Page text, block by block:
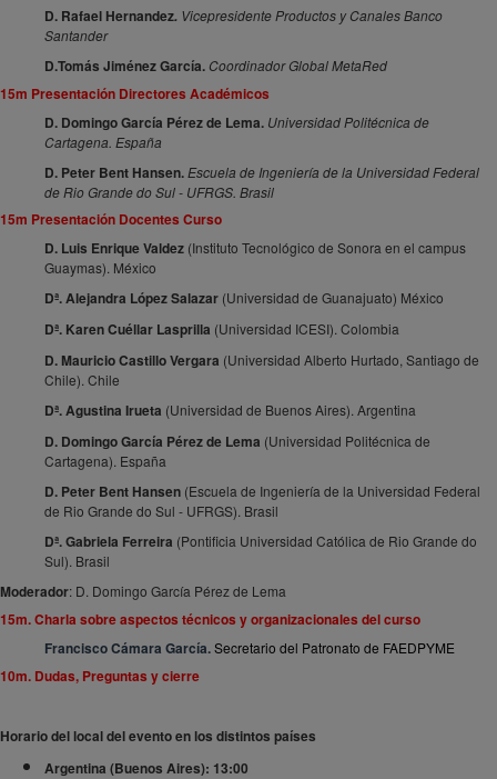
D. Rafael Hernandez. Vicepresidente Productos y Canales Banco
Santander
D.Tomás Jiménez García. Coordinador Global MetaRed
15m Presentación Directores Académicos
D. Domingo García Pérez de Lema. Universidad Politécnica de
Cartagena. España
D. Peter Bent Hansen. Escuela de Ingeniería de la Universidad Federal
de Rio Grande do Sul - UFRGS. Brasil
15m Presentación Docentes Curso
D. Luis Enrique Valdez (Instituto Tecnológico de Sonora en el campus
Guaymas). México
Dª. Alejandra López Salazar (Universidad de Guanajuato) México
Dª. Karen Cuéllar Lasprilla (Universidad ICESI). Colombia
D. Mauricio Castillo Vergara (Universidad Alberto Hurtado, Santiago de
Chile). Chile
Dª. Agustina Irueta (Universidad de Buenos Aires). Argentina
D. Domingo García Pérez de Lema (Universidad Politécnica de
Cartagena). España
D. Peter Bent Hansen (Escuela de Ingeniería de la Universidad Federal
de Rio Grande do Sul - UFRGS). Brasil
Dª. Gabriela Ferreira (Pontificia Universidad Católica de Rio Grande do
Sul). Brasil
Moderador: D. Domingo García Pérez de Lema
15m. Charla sobre aspectos técnicos y organizacionales del curso
Francisco Cámara García.Secretario del Patronato de FAEDPYME
10m. Dudas, Preguntas y cierre
Horario del local del evento en los distintos países
Argentina (Buenos Aires): 13:00